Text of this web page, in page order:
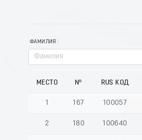
ФАМИЛИЯ
МЕСТО № RUS КОД
1 167 100057
2 180 100640